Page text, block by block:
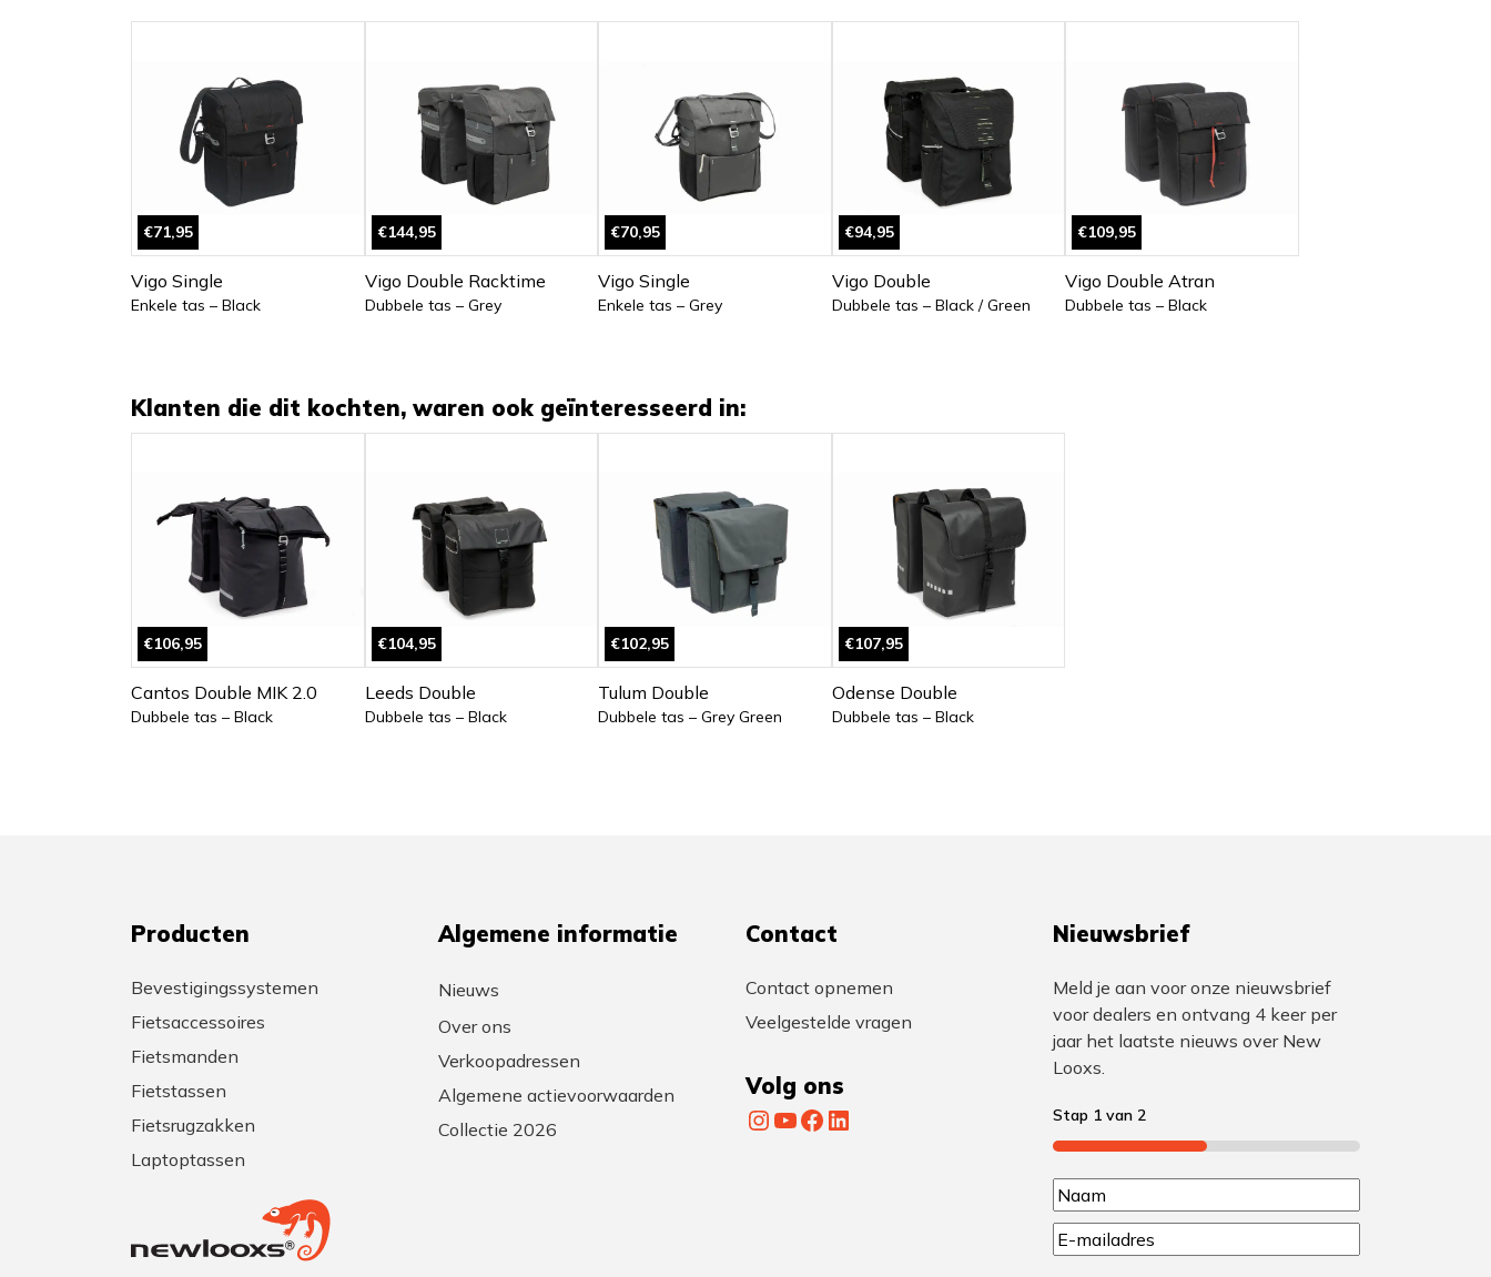
€71,95
Vigo Single
Enkele tas – Black
€144,95
Vigo Double Racktime
Dubbele tas – Grey
€70,95
Vigo Single
Enkele tas – Grey
€94,95
Vigo Double
Dubbele tas – Black / Green
€109,95
Vigo Double Atran
Dubbele tas – Black
Klanten die dit kochten, waren ook geïnteresseerd in:
€106,95
Cantos Double MIK 2.0
Dubbele tas – Black
€104,95
Leeds Double
Dubbele tas – Black
€102,95
Tulum Double
Dubbele tas – Grey Green
€107,95
Odense Double
Dubbele tas – Black
Producten
Bevestigingssystemen
Fietsaccessoires
Fietsmanden
Fietstassen
Fietsrugzakken
Laptoptassen
Algemene informatie
Nieuws
Over ons
Verkoopadressen
Algemene actievoorwaarden
Collectie 2026
Contact
Contact opnemen
Veelgestelde vragen
Volg ons
InstagramYouTube Facebook LinkedIn
Nieuwsbrief
Meld je aan voor onze nieuwsbrief
voor dealers en ontvang 4 keer per
jaar het laatste nieuws over New
Looxs.
Stap 1 van 2
50%
N
a
N
a
E
m